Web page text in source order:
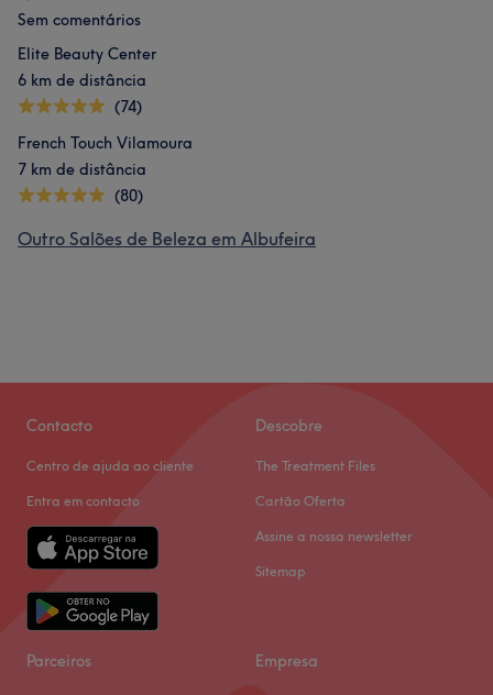
Sem comentários
Elite Beauty Center
6 km de distância
(74)
French Touch Vilamoura
7 km de distância
(80)
Outro Salões de Beleza em Albufeira
Contacto
Centro de ajuda ao cliente
Entra em contacto
Descobre
The Treatment Files
Cartão Oferta
Assine a nossa newsletter
Sitemap
Parceiros Empresa